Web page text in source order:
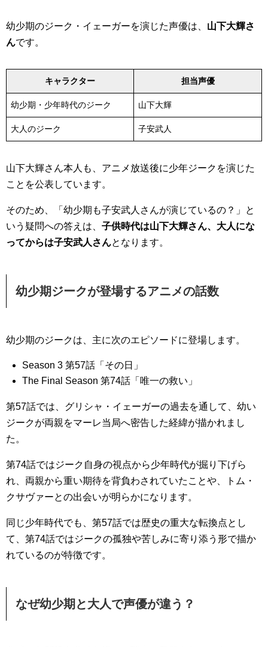
幼少期のジーク・イェーガーを演じた声優は、 山下大輝さ
んです。
キャラクター 担当声優
幼少期・少年時代のジーク 山下大輝
大人のジーク 子安武人
山下大輝さん本人も、アニメ放送後に少年ジークを演じた
ことを公表しています。
そのため、「幼少期も子安武人さんが演じているの？」と
いう疑問への答えは、 子供時代は山下大輝さん、大人にな
ってからは子安武人さんとなります。
幼少期ジークが登場するアニメの話数
幼少期のジークは、主に次のエピソードに登場します。
Season 3 第57話「その日」
The Final Season 第74話「唯一の救い」
第57話では、グリシャ・イェーガーの過去を通して、幼い
ジークが両親をマーレ当局へ密告した経緯が描かれまし
た。
第74話ではジーク自身の視点から少年時代が掘り下げら
れ、両親から重い期待を背負わされていたことや、トム・
クサヴァーとの出会いが明らかになります。
同じ少年時代でも、第57話では歴史の重大な転換点とし
て、第74話ではジークの孤独や苦しみに寄り添う形で描か
れているのが特徴です。
なぜ幼少期と大人で声優が違う？